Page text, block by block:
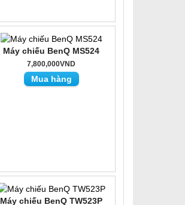
Máy chiếu BenQ MS524
7,800,000VND
Mua hàng
Máy chiếu BenQ TW523P